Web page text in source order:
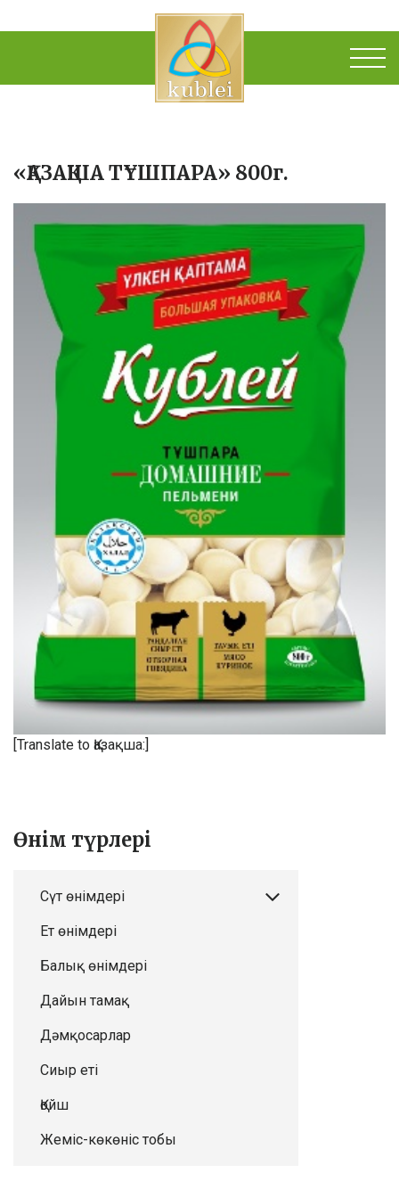
«ҚАЗАҚША ТҰШПАРА» 800г.
[Translate to Қазақша:]
Өнім түрлері
Сүт өнімдері
Ет өнімдері
Балық өнімдері
Дайын тамақ
Дәмқосарлар
Сиыр еті
Қойш
Жеміс-көкөніс тобы